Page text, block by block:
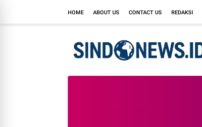
HOME ABOUT US CONTACT US REDAKSI